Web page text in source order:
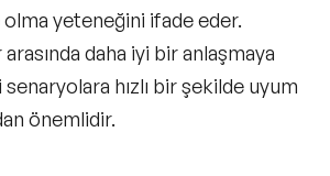
yeteneğini ifade eder.
daha iyi bir anlaşmaya
hızlı bir şekilde uyum
önemlidir.